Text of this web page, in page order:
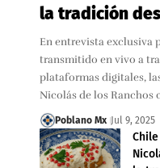
la tradición
En entrevista exclusiva
transmitido en vivo a
plataformas digitales,
Nicolás de los
Poblano Mx Jul 9, 2025